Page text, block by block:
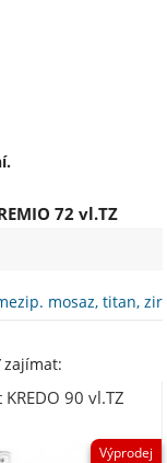
72 vl.TZ
mosaz, titan, zir
zajímat:
90 vl.TZ
Výprodej